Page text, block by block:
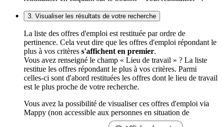
3. Visualiser les résultats de votre recherche
La liste des offres d'emploi est restituée par ordre de
pertinence. Cela veut dire que les offres d'emploi répondant le
plus à vos critères s'affichent en premier.
Vous avez renseigné le champ « Lieu de travail » ? La liste
restitue les offres répondant le plus à vos critères. Parmi
celles-ci sont d'abord restituées les offres dont le lieu de travail
est le plus proche de votre recherche.
Vous avez la possibilité de visualiser ces offres d'emploi via
Mappy (non accessible aux personnes en situation de